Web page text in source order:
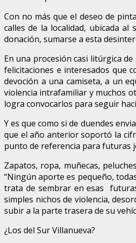
Con no más que el deseo de
calles de la localidad, ubicada
donación, sumarse a esta
En una procesión casi litúrgica
felicitaciones e interesados que
devoción a una camiseta, a un
violencia intrafamiliar y muchos
logra convocarlos para seguir
Y es que como si de duendes
que el año anterior soportó la
punto de referencia para futuras
Zapatos, ropa, muñecas,
“Ningún aporte es pequeño,
trata de sembrar en esas
simples nichos de violencia,
subir a la parte trasera de su
¿Los del Sur Villanueva?